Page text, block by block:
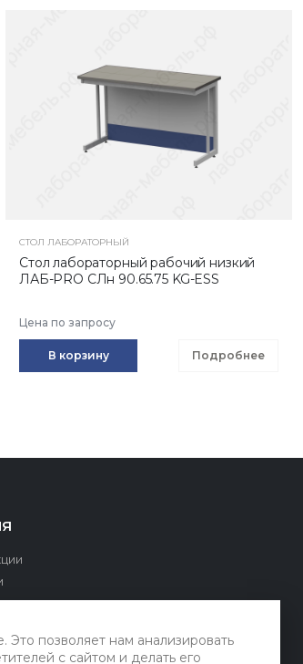
СТОЛ ЛАБОРАТОРНЫЙ
Стол лабораторный рабочий низкий
ЛАБ-PRO CЛн 90.65.75 KG-ESS
Цена по запросу
В корзину Подробнее
Это позволяет нам анализировать
с сайтом и делать его